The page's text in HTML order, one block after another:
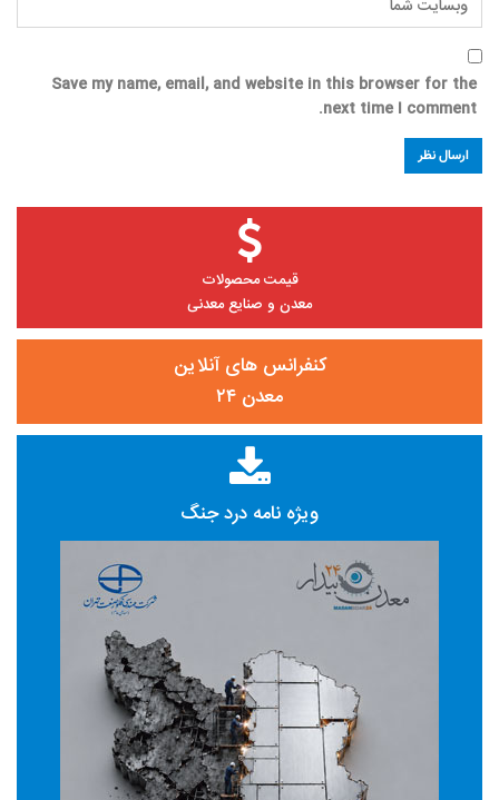
Save my name, email, and website in this browser for the
next time I comment.
قیمت محصولات
معدن و صنایع معدنی
کنفرانس های آنلاین
معدن ۲۴
ویژه نامه درد جنگ